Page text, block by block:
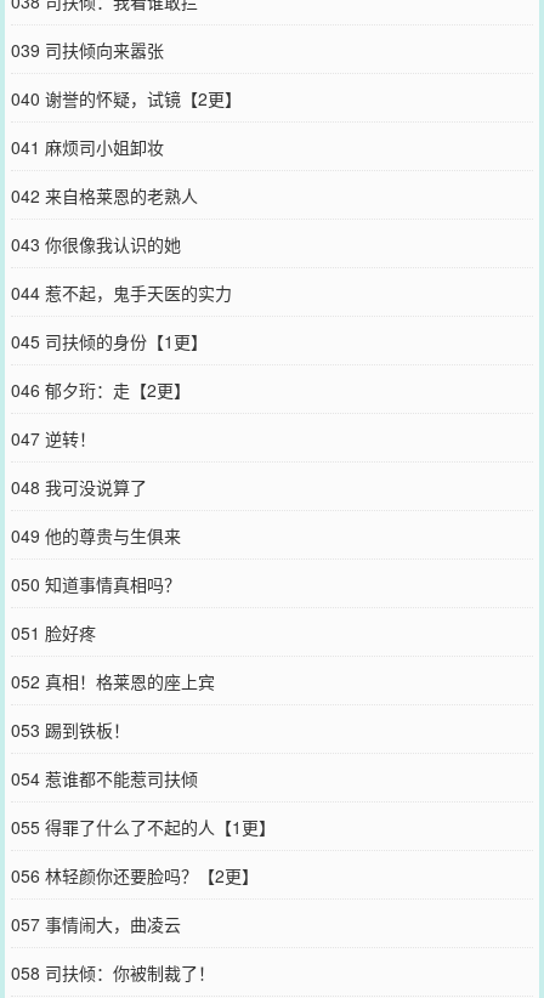
039 司扶倾向来嚣张
040 谢誉的怀疑，试镜【2更】
041 麻烦司小姐卸妆
042 来自格莱恩的老熟人
043 你很像我认识的她
044 惹不起，鬼手天医的实力
045 司扶倾的身份【1更】
046 郁夕珩：走【2更】
047 逆转！
048 我可没说算了
049 他的尊贵与生俱来
050 知道事情真相吗？
051 脸好疼
052 真相！格莱恩的座上宾
053 踢到铁板！
054 惹谁都不能惹司扶倾
055 得罪了什么了不起的人【1更】
056 林轻颜你还要脸吗？【2更】
057 事情闹大，曲凌云
058 司扶倾：你被制裁了！